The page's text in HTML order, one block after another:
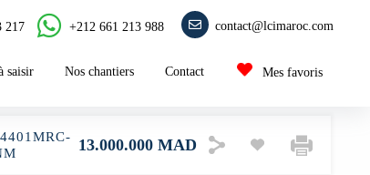
217 +212 661 213 988 contact@lcimaroc.com
saisir Nos chantiers Contact Mes favoris
13.000.000 MAD